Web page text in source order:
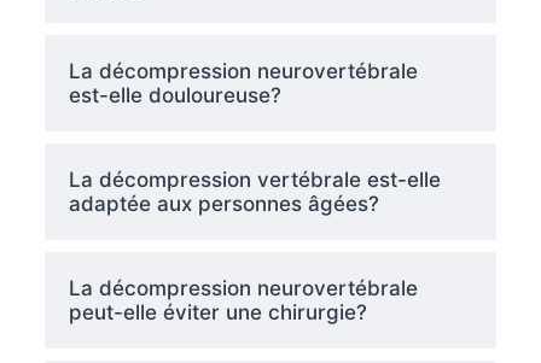
La décompression neurovertébrale
est-elle douloureuse?
La décompression vertébrale est-elle
adaptée aux personnes âgées?
La décompression neurovertébrale
peut-elle éviter une chirurgie?